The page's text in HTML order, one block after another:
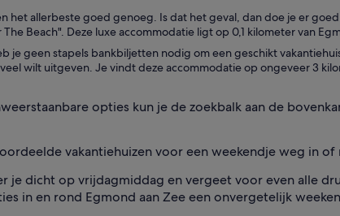
het allerbeste goed genoeg. Is dat het geval, dan doe je er
The Beach". Deze luxe accommodatie ligt op 0,1 kilometer van
je geen stapels bankbiljetten nodig om een geschikt
wilt uitgeven. Je vindt deze accommodatie op ongeveer 3
opties kun je de zoekbalk aan de
vakantiehuizen voor een weekendje weg in of
je dicht op vrijdagmiddag en vergeet voor even alle
in en rond Egmond aan Zee een onvergetelijk